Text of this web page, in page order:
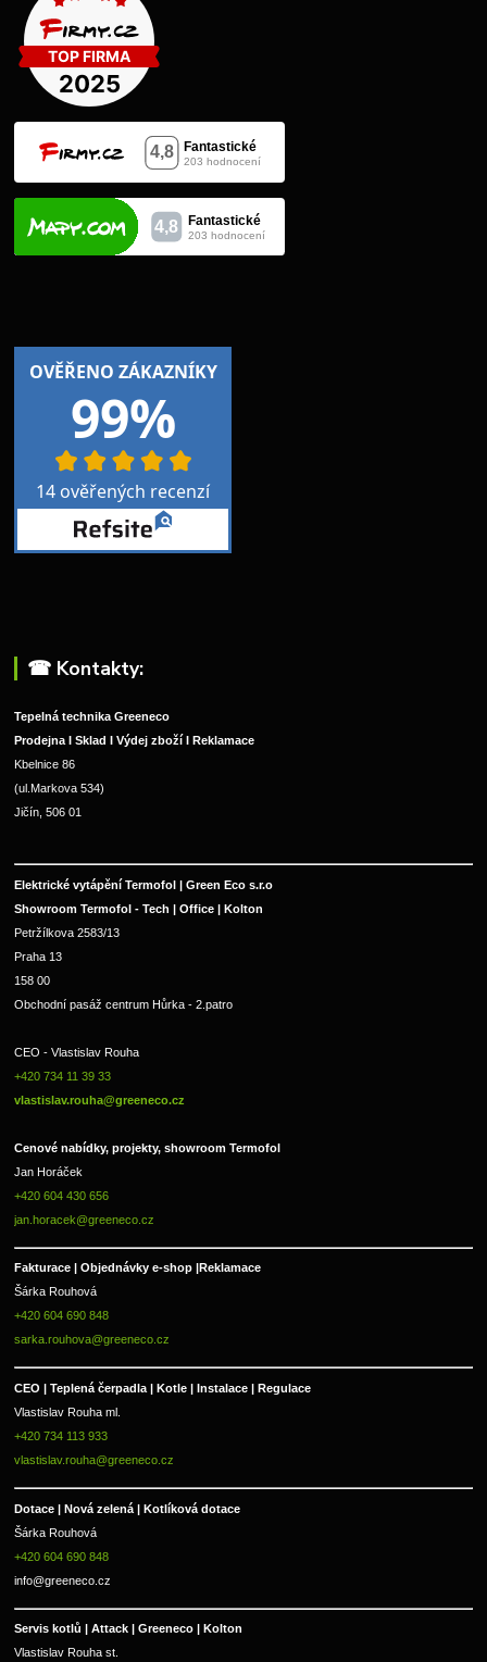
☎︎ Kontakty:
Tepelná technika Greeneco
Prodejna I Sklad I Výdej zboží I Reklamace
Kbelnice 86
(ul.Markova 534)
Jičín, 506 01
Elektrické vytápění Termofol | Green Eco s.r.o
Showroom Termofol - Tech | Office | Kolton
Petržílkova 2583/13
Praha 13
158 00
Obchodní pasáž centrum Hůrka - 2.patro
CEO - Vlastislav Rouha
+420 734 11 39 33
vlastislav.rouha@greeneco.cz
Cenové nabídky, projekty, showroom Termofol
Jan Horáček
+420 604 430 656
jan.horacek@greeneco.cz
Fakturace | Objednávky e-shop |
Reklamace
Šárka Rouhová
+420 604 690 848
sarka.rouhova@greeneco.cz
CEO | Teplená čerpadla | Kotle | Instalace | Regulace
Vlastislav Rouha ml.
+420 734 113 933
vlastislav.rouha@greeneco.cz
Dotace | Nová zelená | Kotlíková dotace
Šárka Rouhová
+420 604 690 848
info@greeneco.cz
Servis kotlů | Attack | Greeneco | Kolton
Vlastislav Rouha st.